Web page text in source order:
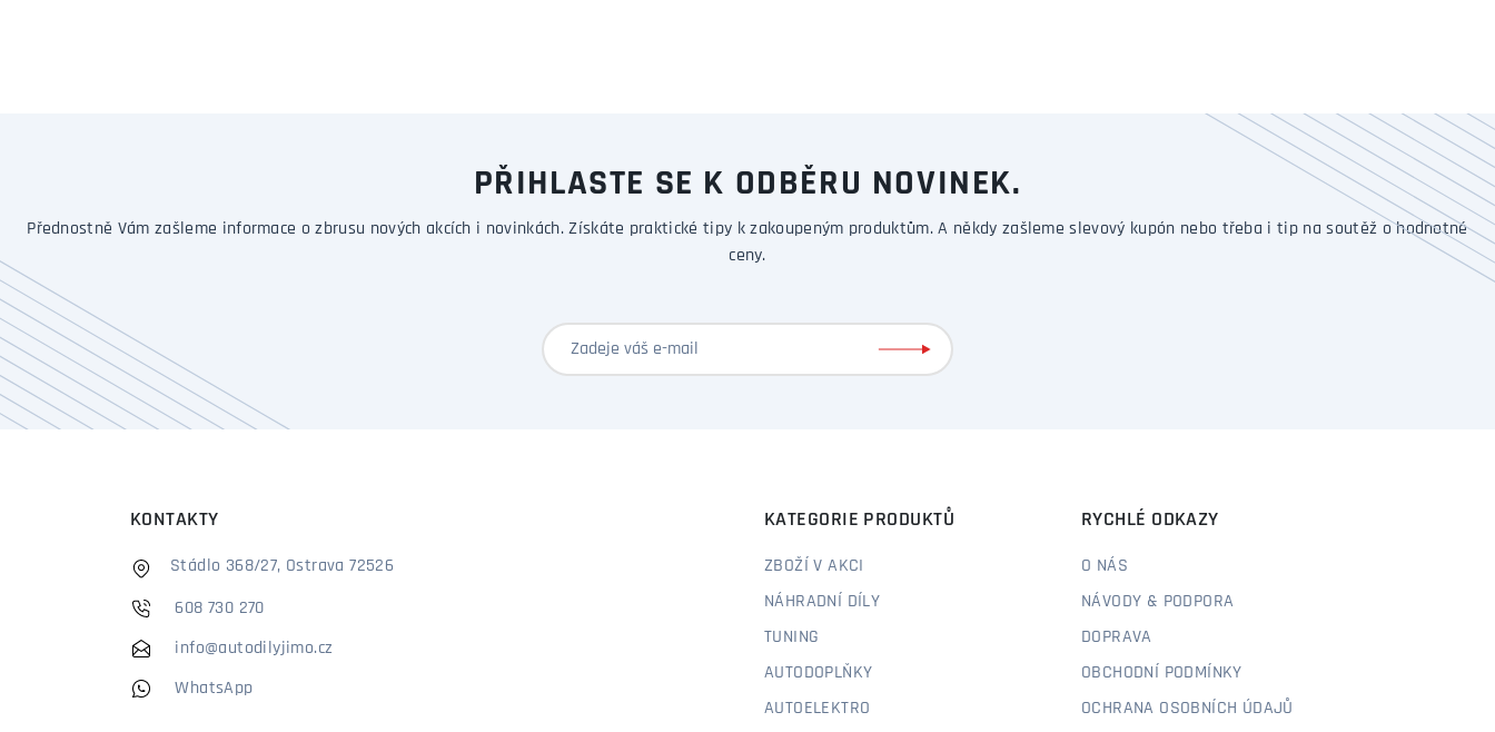
PŘIHLASTE SE K ODBĚRU NOVINEK.
Přednostně Vám zašleme informace o zbrusu nových akcích i novinkách. Získáte praktické tipy k zakoupeným produktům. A někdy zašleme slevový kupón nebo třeba i tip na soutěž o hodnotné
ceny.
KONTAKTY
Stádlo 368/27, Ostrava 72526
608 730 270
info@autodilyjimo.cz
WhatsApp
KATEGORIE PRODUKTŮ
ZBOŽÍ V AKCI
NÁHRADNÍ DÍLY
TUNING
AUTODOPLŇKY
AUTOELEKTRO
RYCHLÉ ODKAZY
O NÁS
NÁVODY & PODPORA
DOPRAVA
OBCHODNÍ PODMÍNKY
OCHRANA OSOBNÍCH ÚDAJŮ